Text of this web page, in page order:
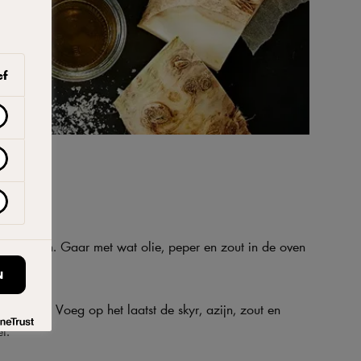
stukken. Gaar met wat olie, peper en zout in de oven
Voeg op het laatst de skyr, azijn, zout en